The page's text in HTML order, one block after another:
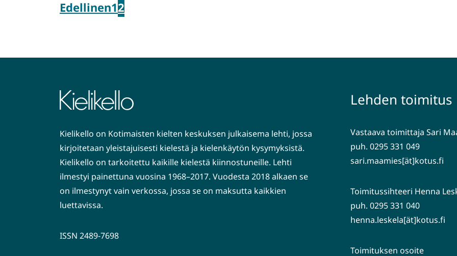
Edellinen12
Kielikello on Kotimaisten kielten keskuksen julkaisema lehti, jossa
kirjoitetaan yleistajuisesti kielestä ja kielenkäytön kysymyksistä.
Kielikello on tarkoitettu kaikille kielestä kiinnostuneille. Lehti
ilmestyi painettuna vuosina 1968–2017. Vuodesta 2018 alkaen se
on ilmestynyt vain verkossa, jossa se on maksutta kaikkien
luettavissa.
ISSN 2489-7698
Lehden toimitus
Vastaava toimittaja Sari
puh. 0295 331 049
sari.maamies[ät]kotus.fi
Toimitussihteeri Henna
puh. 0295 331 040
henna.leskela[ät]kotus.fi
Toimituksen osoite